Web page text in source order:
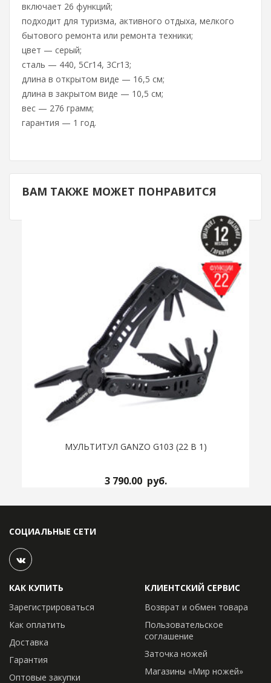
включает 26 функций;
подходит для туризма, активного отдыха, мелкого
бытового ремонта или ремонта техники;
цвет — серый;
сталь — 440, 5Cr14, 3Cr13;
длина в открытом виде — 16,5 см;
длина в закрытом виде — 10,5 см;
вес — 276 грамм;
гарантия — 1 год.
ВАМ ТАКЖЕ МОЖЕТ ПОНРАВИТСЯ
МУЛЬТИТУЛ GANZO G103 (22 В 1)
3 790.00 руб.
СОЦИАЛЬНЫЕ СЕТИ
КАК КУПИТЬ
Зарегистрироваться
Как оплатить
Доставка
Гарантия
Оптовые закупки
КЛИЕНТСКИЙ СЕРВИС
Возврат и обмен товара
Пользовательское
соглашение
Заточка ножей
Магазины «Мир ножей»